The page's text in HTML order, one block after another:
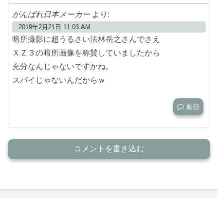
がんばれ日本メーカー より:
2019年2月21日 11:03 AM
暗所撮影に超うるさい法林岳之さんでさえ
ＸＺ３の暗所画像を称賛していましたから
充分なんじゃないですかね。
スパイじゃないんだからｗ
返信
コメントを書き込む